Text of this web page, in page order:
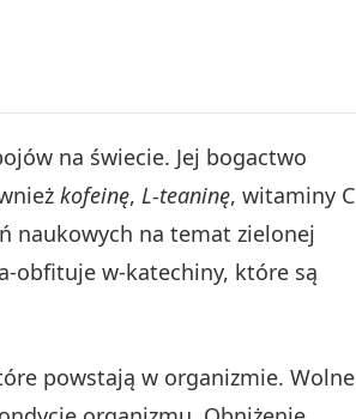
na świecie. Jej bogactwo
kofeinę, L-teaninę, witaminy C
naukowych na temat zielonej
obfituje w-katechiny, które są
powstają w organizmie. Wolne